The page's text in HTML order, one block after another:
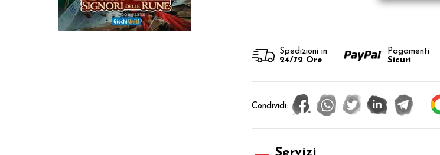
Spedizioni in
24/72 Ore
Pagamenti
Sicuri
Condividi: